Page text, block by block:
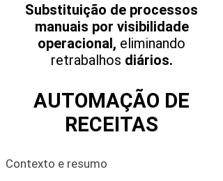
Substituição de processos
manuais por visibilidade
operacional, eliminando
retrabalhos diários.
AUTOMAÇÃO DE
RECEITAS
Contexto e resumo